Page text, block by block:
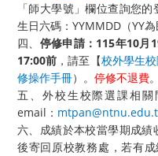
「師大學號」欄位查詢您
生日六碼：YYMMDD（YY為
四、 停修申請：115年10月
17:00前 ，請至【校外學生
修操作手冊）。 停修不退費。
五、外校生校際選課相關
email：
六、成績於本校當學期成績
後寄回原校教務處，若有